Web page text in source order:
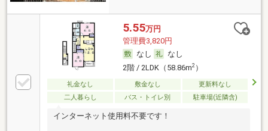
5.55万円
管理費3,820円
なし
なし
2階 / 2LDK（58.86m2）
礼金なし 敷金なし
更新料なし
二人暮らし
バス・トイレ別 駐車場(近隣含)
インターネット使用料不要です！